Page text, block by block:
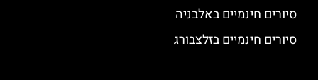
סיורים חינמיים באלבניה
סיורים חינמיים בזלצבורג